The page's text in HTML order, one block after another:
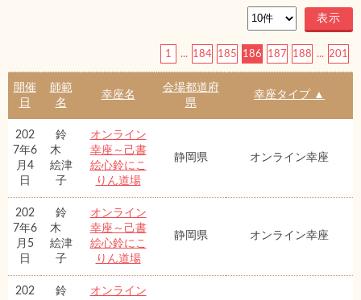
1 ... 184 185 186 187 188 ... 201
開催
日
師範
名
幸座名
会場都道府
県
幸座タイプ ▲
202
7年6
月4
日
鈴
木
絵津
子
オンライン
幸座～己書
絵心鈴にこ
りん道場
静岡県 オンライン幸座
202
7年6
月5
日
鈴
木
絵津
子
オンライン
幸座～己書
絵心鈴にこ
りん道場
静岡県 オンライン幸座
202
鈴
オンライン